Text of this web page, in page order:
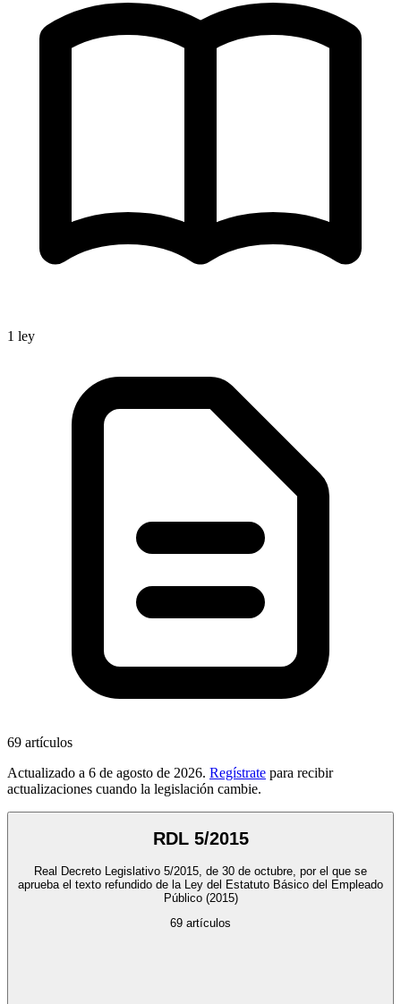
1 ley
69 artículos
Actualizado a 6 de agosto de 2026. Regístrate para recibir
actualizaciones cuando la legislación cambie.
RDL 5/2015
Real Decreto Legislativo 5/2015, de 30 de octubre, por el que se
aprueba el texto refundido de la Ley del Estatuto Básico del Empleado
Público (2015)
69 artículos